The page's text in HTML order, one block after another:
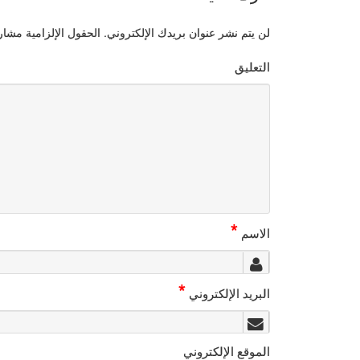
لن يتم نشر عنوان بريدك الإلكتروني. الحقول الإلزامية مشار
التعليق
الاسم *
البريد الإلكتروني *
الموقع الإلكتروني